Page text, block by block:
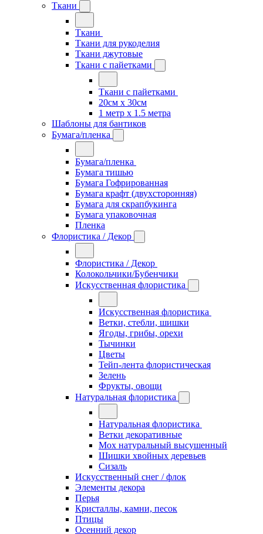
Ткани
Ткани
Ткани для рукоделия
Ткани джутовые
Ткани с пайетками
Ткани с пайетками
20см х 30см
1 метр х 1.5 метра
Шаблоны для бантиков
Бумага/пленка
Бумага/пленка
Бумага тишью
Бумага Гофрированная
Бумага крафт (двухсторонняя)
Бумага для скрапбукинга
Бумага упаковочная
Пленка
Флористика / Декор
Флористика / Декор
Колокольчики/Бубенчики
Искусственная флористика
Искусственная флористика
Ветки, стебли, шишки
Ягоды, грибы, орехи
Тычинки
Цветы
Тейп-лента флористическая
Зелень
Фрукты, овощи
Натуральная флористика
Натуральная флористика
Ветки декоративные
Мох натуральный высушенный
Шишки хвойных деревьев
Сизаль
Искусственный снег / флок
Элементы декора
Перья
Кристаллы, камни, песок
Птицы
Осенний декор